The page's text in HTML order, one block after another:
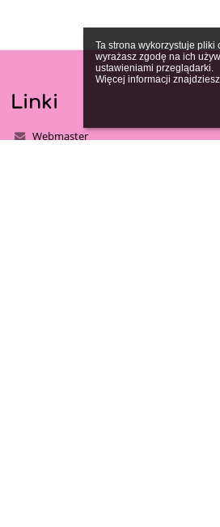
Ta strona wykorzystuje pliki
wyrażasz zgodę na ich
ustawieniami przeglądarki.
Więcej informacji
Linki
Webmaster